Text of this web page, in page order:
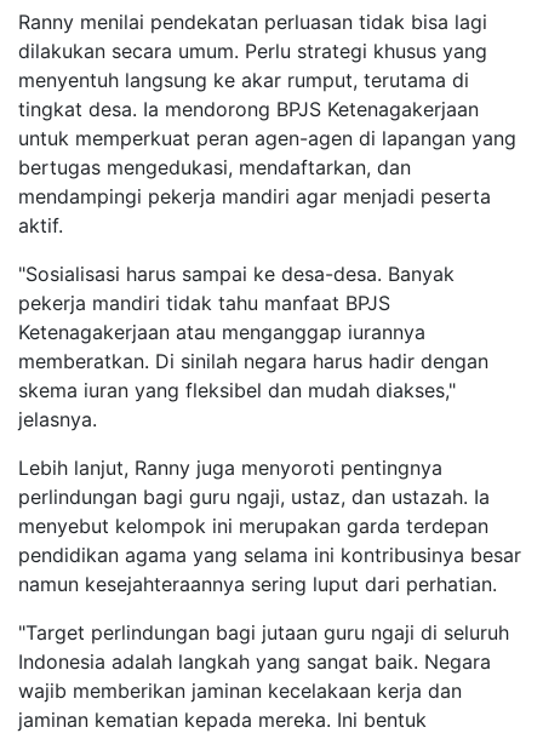
Ranny menilai pendekatan perluasan tidak bisa lagi
dilakukan secara umum. Perlu strategi khusus yang
menyentuh langsung ke akar rumput, terutama di
tingkat desa. Ia mendorong BPJS Ketenagakerjaan
untuk memperkuat peran agen-agen di lapangan yang
bertugas mengedukasi, mendaftarkan, dan
mendampingi pekerja mandiri agar menjadi peserta
aktif.
"Sosialisasi harus sampai ke desa-desa. Banyak
pekerja mandiri tidak tahu manfaat BPJS
Ketenagakerjaan atau menganggap iurannya
memberatkan. Di sinilah negara harus hadir dengan
skema iuran yang fleksibel dan mudah diakses,"
jelasnya.
Lebih lanjut, Ranny juga menyoroti pentingnya
perlindungan bagi guru ngaji, ustaz, dan ustazah. Ia
menyebut kelompok ini merupakan garda terdepan
pendidikan agama yang selama ini kontribusinya besar
namun kesejahteraannya sering luput dari perhatian.
"Target perlindungan bagi jutaan guru ngaji di seluruh
Indonesia adalah langkah yang sangat baik. Negara
wajib memberikan jaminan kecelakaan kerja dan
jaminan kematian kepada mereka. Ini bentuk